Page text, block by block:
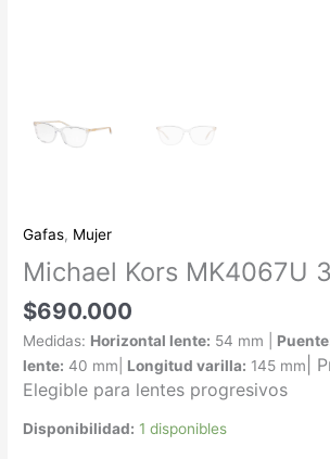
Gafas, Mujer
Michael Kors MK4067U
$690.000
Medidas: Horizontal lente: 54 mm |
lente: 40 mm| Longitud varilla: 145 mm
Elegible para lentes progresivos
Disponibilidad: 1 disponibles